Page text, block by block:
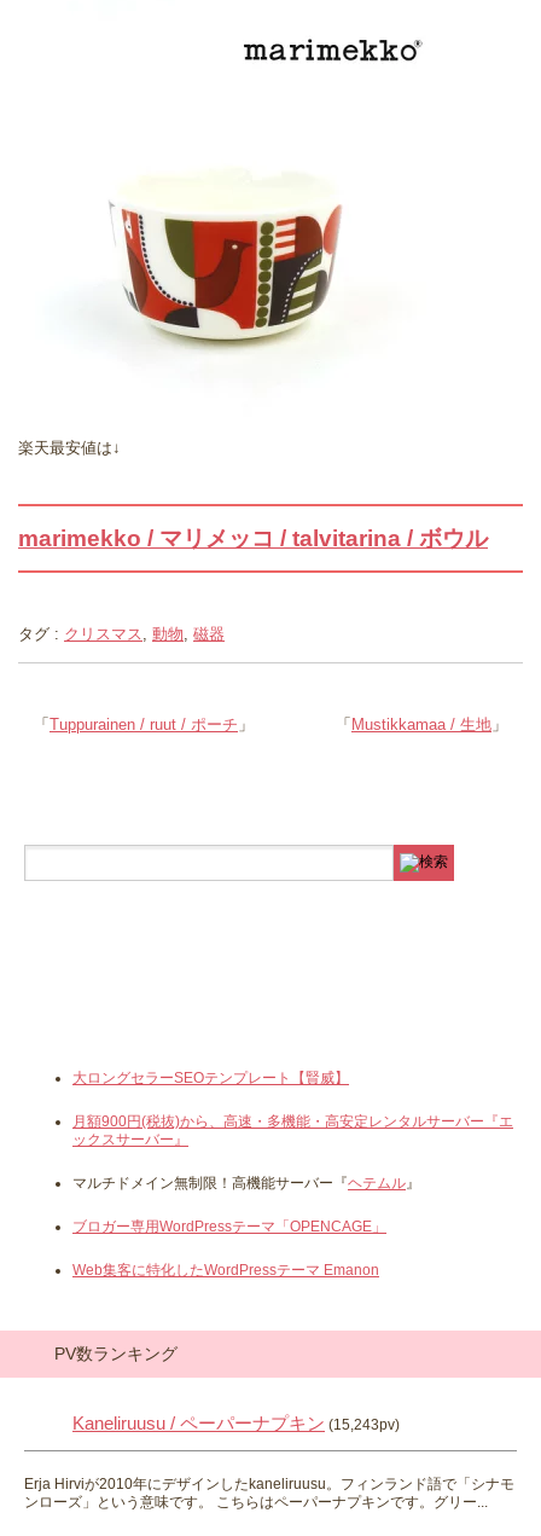
楽天最安値は↓
marimekko / マリメッコ / talvitarina / ボウル
タグ : クリスマス 動物 磁器
「 Mustikkamaa / 生地 」
「 Tuppurainen / ruut / ポーチ 」
大ロングセラーSEOテンプレート【賢威】
月額900円(税抜)から、高速・多機能・高安定レンタルサーバー『エ
ックスサーバー』
マルチドメイン無制限！高機能サーバー『ヘテムル 』
ブロガー専用WordPressテーマ「OPENCAGE」
Web集客に特化したWordPressテーマ Emanon
PV数ランキング
Kaneliruusu / ペーパーナプキン (15,243pv)
Erja Hirviが2010年にデザインしたkaneliruusu。フィンランド語で「シナモ
ンローズ」という意味です。 こちらはペーパーナプキンです。グリー...